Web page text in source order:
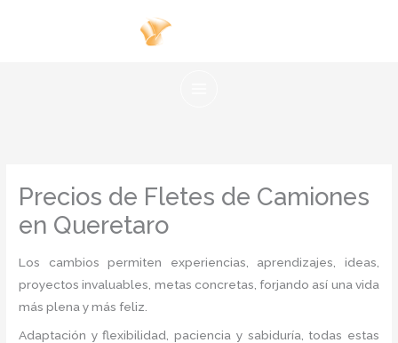
Precios de Fletes de Camiones
en Queretaro
Los cambios permiten experiencias, aprendizajes, ideas,
proyectos invaluables, metas concretas, forjando así una vida
más plena y más feliz.
Adaptación y flexibilidad, paciencia y sabiduría, todas estas